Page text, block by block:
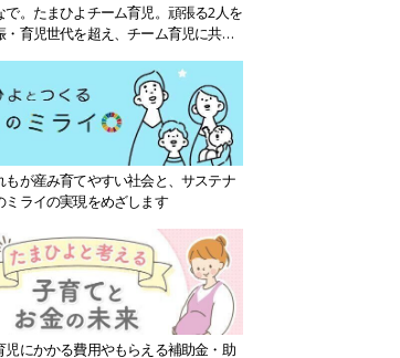
で。たまひよチーム育児。頑張る2人を
・育児世代を超え、チーム育児に共感
もが産み育てやすい社会と、サステナ
ミライの実現をめざします
児にかかる費用やもらえる補助金・助